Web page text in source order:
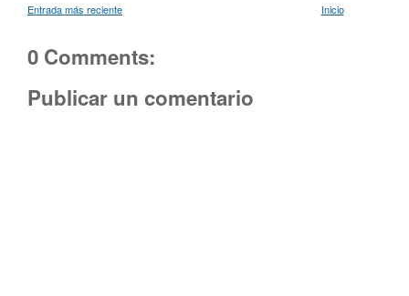
Entrada más reciente Inicio
0 Comments:
Publicar un comentario